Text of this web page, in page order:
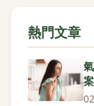
熱門文章